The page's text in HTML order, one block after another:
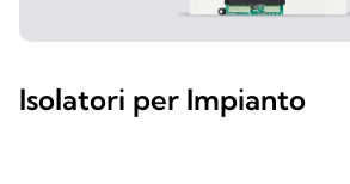
Isolatori per Impianto